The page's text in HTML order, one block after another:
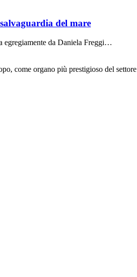
del mare
egregiamente da Daniela Freggi…
come organo più prestigioso del settore